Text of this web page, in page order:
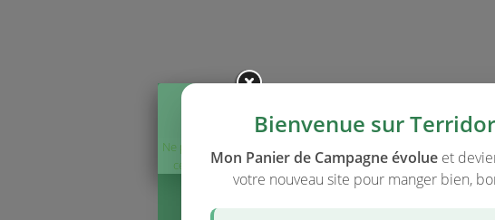
Bienvenue sur
Mon Panier de Campagne évolue et
votre nouveau site pour manger bien,
Ne plus afficher
ce message